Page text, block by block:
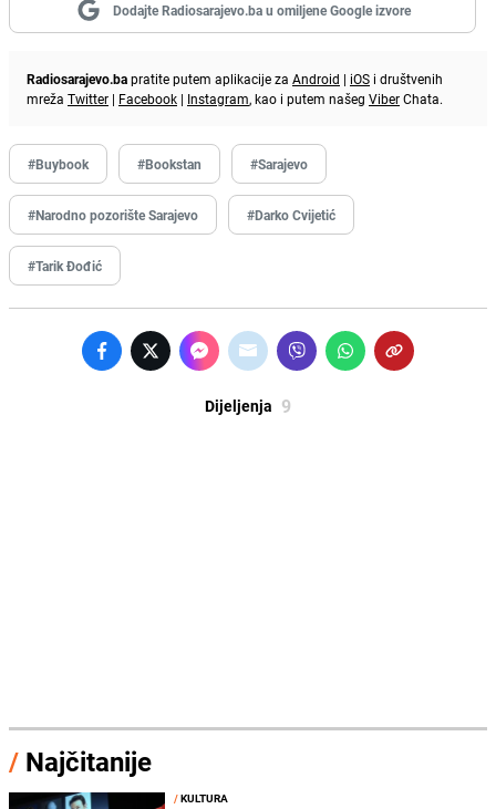
Dodajte Radiosarajevo.ba u omiljene Google izvore
Radiosarajevo.bapratite putem aplikacije za Android | iOS i društvenih
mreža Twitter | Facebook | Instagram, kao i putem našeg ViberChata.
#Buybook #Bookstan #Sarajevo
#Narodno pozorište Sarajevo #Darko Cvijetić
#Tarik Đođić
Dijeljenja 9
/ Najčitanije
/KULTURA